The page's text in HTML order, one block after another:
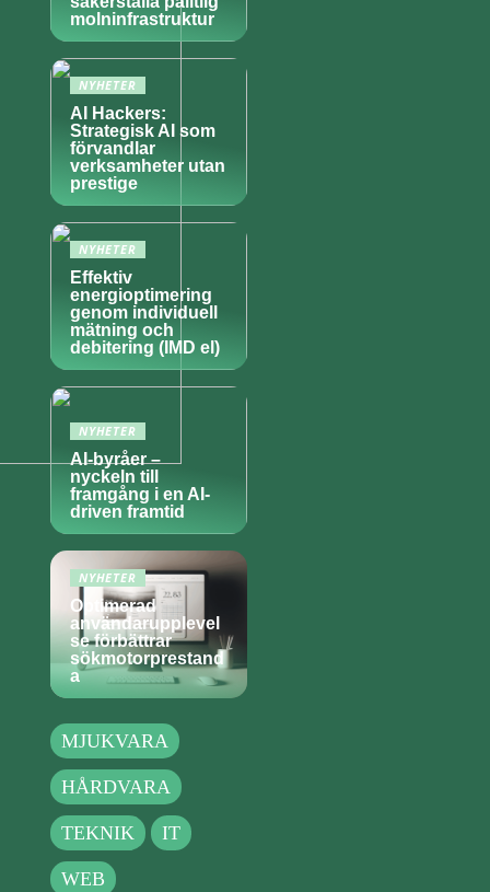
molninfrastruktur
NYHETER
AI Hackers:
Strategisk AI som
förvandlar
verksamheter utan
prestige
NYHETER
Effektiv
energioptimering
genom individuell
mätning och
debitering (IMD el)
NYHETER
AI-byråer –
nyckeln till
framgång i en AI-
driven framtid
NYHETER
Optimerad
användarupplevel
se förbättrar
sökmotorprestand
a
MJUKVARA
HÅRDVARA
TEKNIK IT
WEB